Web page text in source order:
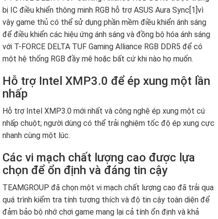
bị IC điều khiển thông minh RGB hỗ trợ ASUS Aura Sync[1]vì
vậy game thủ có thể sử dụng phần mềm điều khiển ánh sáng
để điều khiển các hiệu ứng ánh sáng và đồng bộ hóa ánh sáng
với T-FORCE DELTA TUF Gaming Alliance RGB DDR5 để có
một hệ thống RGB đầy mê hoặc bất cứ khi nào họ muốn.
Hỗ trợ Intel XMP3.0 để ép xung một lần
nhấp
Hỗ trợ Intel XMP3.0 mới nhất và công nghệ ép xung một cú
nhấp chuột; người dùng có thể trải nghiệm tốc độ ép xung cực
nhanh cùng một lúc.
Các vi mạch chất lượng cao được lựa
chọn để ổn định và đáng tin cậy
TEAMGROUP đã chọn một vi mạch chất lượng cao đã trải qua
quá trình kiểm tra tính tương thích và độ tin cậy toàn diện để
đảm bảo bộ nhớ chơi game mang lại cả tính ổn định và khả